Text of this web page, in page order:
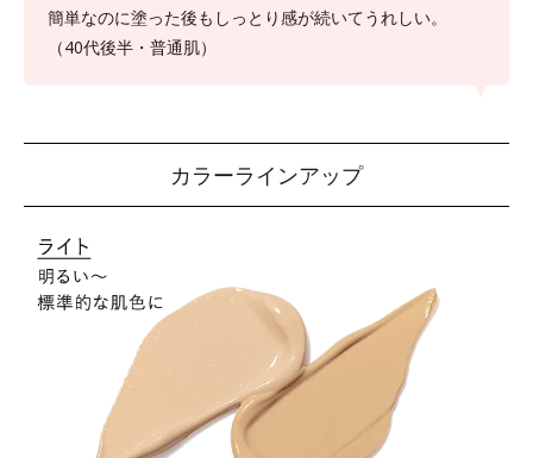
簡単なのに塗った後もしっとり感が続いてうれしい。
（40代後半・普通肌）
カラーラインアップ